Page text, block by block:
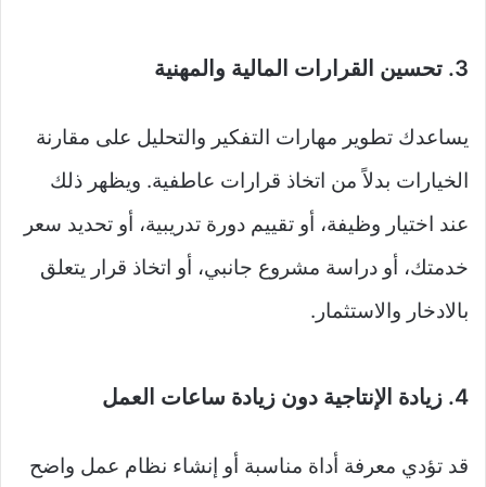
3. تحسين القرارات المالية والمهنية
يساعدك تطوير مهارات التفكير والتحليل على مقارنة
الخيارات بدلاً من اتخاذ قرارات عاطفية. ويظهر ذلك
عند اختيار وظيفة، أو تقييم دورة تدريبية، أو تحديد سعر
خدمتك، أو دراسة مشروع جانبي، أو اتخاذ قرار يتعلق
بالادخار والاستثمار.
4. زيادة الإنتاجية دون زيادة ساعات العمل
قد تؤدي معرفة أداة مناسبة أو إنشاء نظام عمل واضح